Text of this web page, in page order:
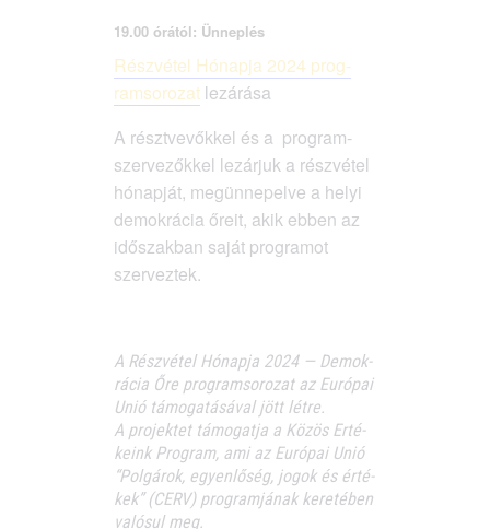
19.00 órától: Ünneplés
Rész­vé­tel Hónap­ja 2024 prog­
ram­so­ro­zat lezárása
A részt­ve­vők­kel és a prog­ram­
szer­ve­zők­kel lezár­juk a rész­vé­tel
hónap­ját, meg­ün­ne­pel­ve a helyi
demok­rá­cia őre­it, akik ebben az
idő­szak­ban saját prog­ra­mot
szerveztek.
A Rész­vé­tel Hónap­ja 2024 — Demok­
rá­cia Őre prog­ram­so­ro­zat az Euró­pai
Unió támo­ga­tá­sá­val jött létre.
A pro­jek­tet támo­gat­ja a Közös Erté­
ke­ink Prog­ram, ami az Euró­pai Unió
“Pol­gá­rok, egyen­lő­ség, jogok és érté­
kek” (CERV) prog­ram­já­nak kere­té­ben
való­sul meg.